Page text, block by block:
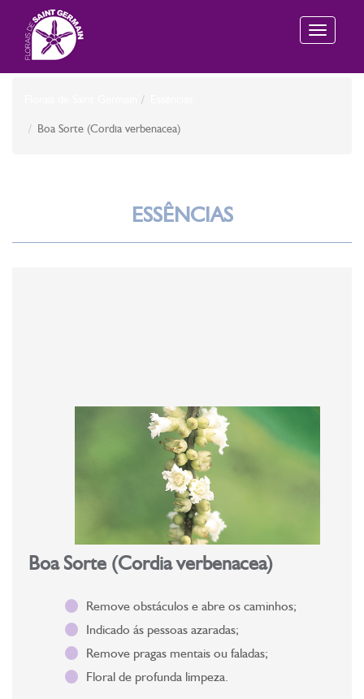
Toggle
Boa Sorte (Cordia verbenacea)
ESSÊNCIAS
Boa Sorte (Cordia verbenacea)
Remove obstáculos e abre os caminhos;
Indicado ás pessoas azaradas;
Remove pragas mentais ou faladas;
Floral de profunda limpeza.